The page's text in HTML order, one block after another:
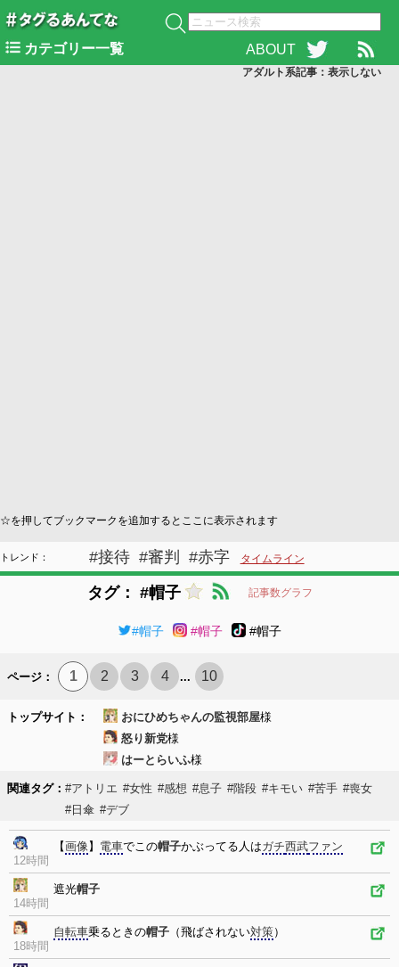
カテゴリー一覧 ABOUT
アダルト系記事：表示しない
☆を押してブックマークを追加するとここに表示されます
#接待 #審判 #赤字 タイムライン
トレンド：
タグ： #帽子 記事数グラフ
#帽子 #帽子 #帽子
ページ： 1 2 3 4 ... 10
トップサイト： おにひめちゃんの監視部屋様
怒り新党様
はーとらいふ様
関連タグ： #アトリエ #女性 #感想 #息子 #階段 #キモい #苦手 #喪女
#日傘 #デブ
12時間
【画像】 電車でこの帽子かぶってる人はガチ西武ファン
14時間
遮光帽子
18時間
自転車乗るときの帽子 （飛ばされない対策）